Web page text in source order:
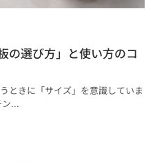
の選び方」と使い方のコ
ときに「サイズ」を意識していま
...